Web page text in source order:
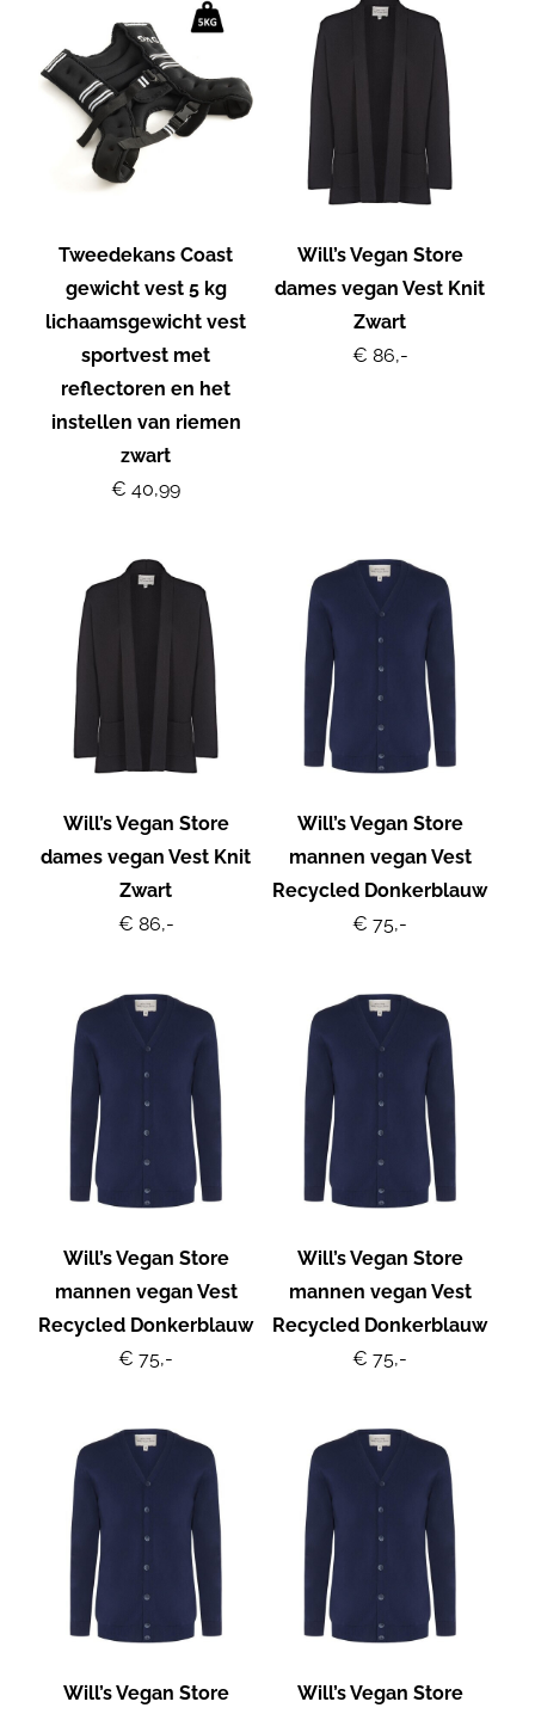
Tweedekans Coast
gewicht vest 5 kg
lichaamsgewicht vest
sportvest met
reflectoren en het
instellen van riemen
zwart
€ 40,99
Will’s Vegan Store
dames vegan Vest Knit
Zwart
€ 86,-
Will’s Vegan Store
dames vegan Vest Knit
Zwart
€ 86,-
Will’s Vegan Store
mannen vegan Vest
Recycled Donkerblauw
€ 75,-
Will’s Vegan Store
mannen vegan Vest
Recycled Donkerblauw
€ 75,-
Will’s Vegan Store
mannen vegan Vest
Recycled Donkerblauw
€ 75,-
Will’s Vegan Store
Will’s Vegan Store